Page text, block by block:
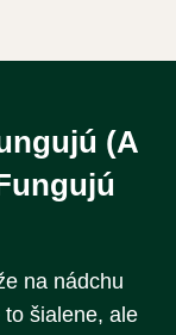
(a
na nádchu
šialene, ale